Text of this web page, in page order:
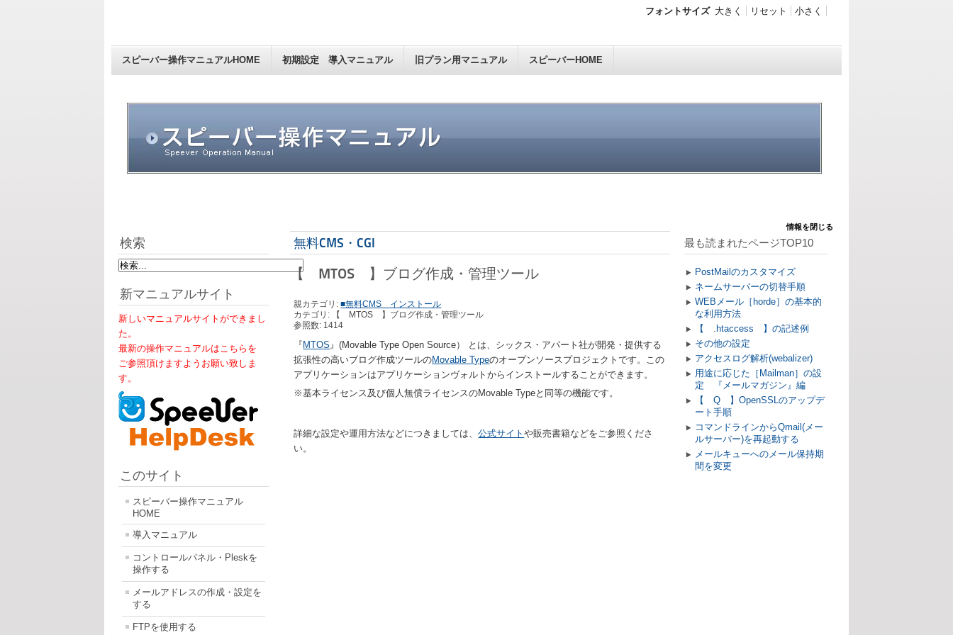
スピーバー操作マニュアルHOME 初期設定 導入マニュアル 旧プラン用マニュアル スピーバーHOME
フォントサイズ 大きく リセット 小さく
検索
新マニュアルサイト
新しいマニュアルサイトができまし
た。
最新の操作マニュアルはこちらを
ご参照頂けますようお願い致しま
す。
このサイト
スピーバー操作マニュアル
HOME
導入マニュアル
コントロールパネル・Pleskを
操作する
メールアドレスの作成・設定を
する
FTPを使用する
無料CMS・CGI
【 MTOS 】ブログ作成・管理ツール
親カテゴリ:■無料CMS インストール
カテゴリ: 【 MTOS 】ブログ作成・管理ツール
参照数: 1414
『 MTOS』(Movable Type Open Source） とは、シックス・アパート社が開発・提供する
拡張性の高いブログ作成ツールのMovable Typeのオープンソースプロジェクトです。この
アプリケーションはアプリケーションヴォルトからインストールすることができます。
※基本ライセンス及び個人無償ライセンスのMovable Typeと同等の機能です。
詳細な設定や運用方法などにつきましては、公式サイトや販売書籍などをご参照くださ
い。
情報を閉じる
最も読まれたページTOP10
PostMailのカスタマイズ
ネームサーバーの切替手順
WEBメール［horde］の基本的
な利用方法
【 .htaccess 】の記述例
その他の設定
アクセスログ解析(webalizer)
用途に応じた［Mailman］の設
定 『メールマガジン』編
【 Q 】OpenSSLのアップデ
ート手順
コマンドラインからQmail(メー
ルサーバー)を再起動する
メールキューへのメール保持期
間を変更